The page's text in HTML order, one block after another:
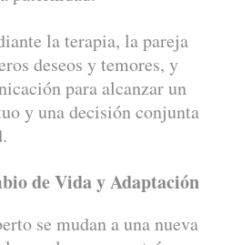
la terapia, la pareja
deseos y temores, y
para alcanzar un
y una decisión conjunta
de Vida y Adaptación
se mudan a una nueva